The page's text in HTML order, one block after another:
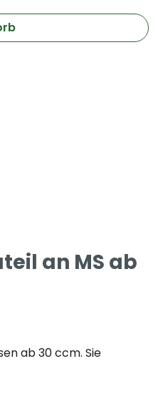
an MS ab
ab 30 ccm. Sie